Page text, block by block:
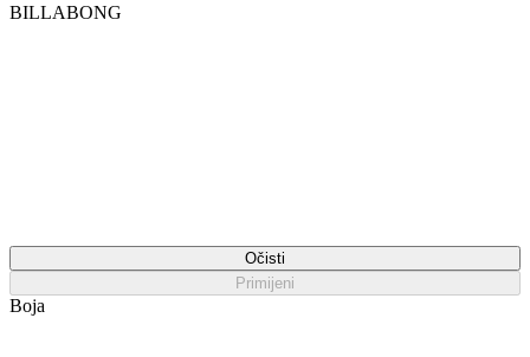
BILLABONG
Očisti
Primijeni
Boja